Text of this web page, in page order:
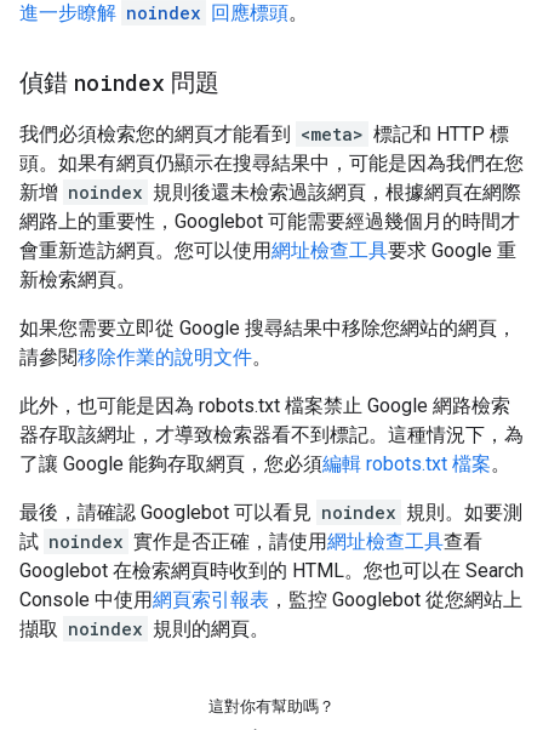
進一步瞭解 noindex 回應標頭。
偵錯 noindex 問題
我們必須檢索您的網頁才能看到 <meta> 標記和 HTTP 標
頭。如果有網頁仍顯示在搜尋結果中，可能是因為我們在您
新增 noindex 規則後還未檢索過該網頁，根據網頁在網際
網路上的重要性，Googlebot 可能需要經過幾個月的時間才
會重新造訪網頁。您可以使用網址檢查工具要求 Google 重
新檢索網頁。
如果您需要立即從 Google 搜尋結果中移除您網站的網頁，
請參閱移除作業的說明文件。
此外，也可能是因為 robots.txt 檔案禁止 Google 網路檢索
器存取該網址，才導致檢索器看不到標記。這種情況下，為
了讓 Google 能夠存取網頁，您必須編輯 robots.txt 檔案。
最後，請確認 Googlebot 可以看見 noindex 規則。如要測
試 noindex 實作是否正確，請使用網址檢查工具查看
Googlebot 在檢索網頁時收到的 HTML。您也可以在 Search
Console 中使用網頁索引報表 ，監控 Googlebot 從您網站上
擷取 noindex 規則的網頁。
這對你有幫助嗎？